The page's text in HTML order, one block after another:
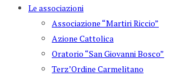
Le associazioni
Associazione “Martiri Riccio”
Azione Cattolica
Oratorio “San Giovanni Bosco”
Terz’Ordine Carmelitano